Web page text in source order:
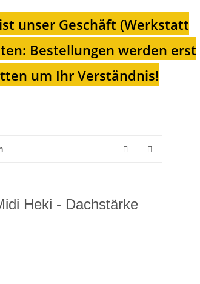
unser Geschäft (Werkstatt
Bestellungen werden erst
um Ihr Verständnis!
Heki - Dachstärke